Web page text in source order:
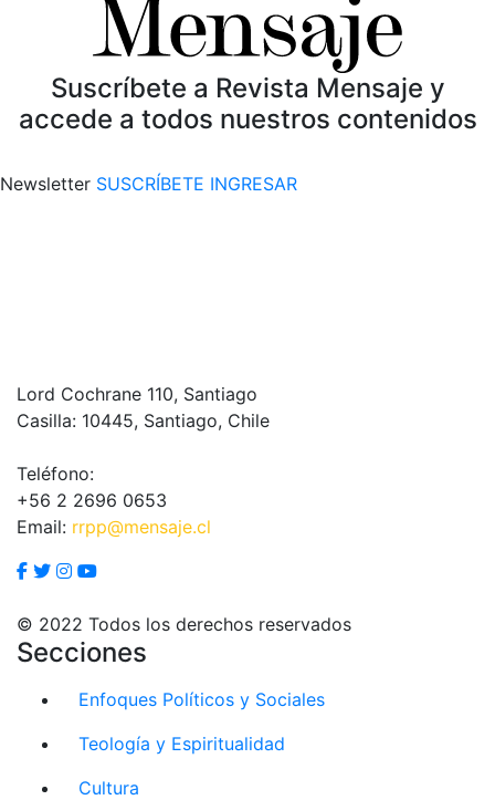
Suscríbete a Revista Mensaje y
accede a todos nuestros contenidos
Newsletter SUSCRÍBETE INGRESAR
Lord Cochrane 110, Santiago
Casilla: 10445, Santiago, Chile
Teléfono:
+56 2 2696 0653
Email: rrpp@mensaje.cl
© 2022 Todos los derechos reservados
Secciones
Enfoques Políticos y Sociales
Teología y Espiritualidad
Cultura